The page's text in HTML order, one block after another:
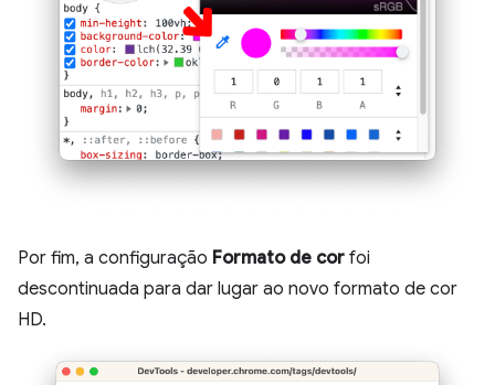
Por fim, a configuração Formato de cor foi
descontinuada para dar lugar ao novo formato de cor
HD.